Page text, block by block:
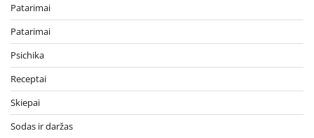
Patarimai
Patarimai
Psichika
Receptai
Skiepai
Sodas ir daržas